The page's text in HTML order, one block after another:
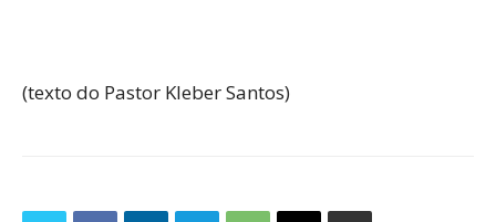
(texto do Pastor Kleber Santos)